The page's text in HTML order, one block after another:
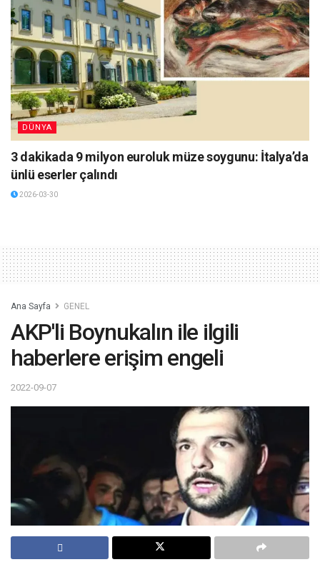
DÜNYA
3 dakikada 9 milyon euroluk müze soygunu: İtalya’da
ünlü eserler çalındı
2026-03-30
Ana Sayfa GENEL
AKP'li Boynukalın ile ilgili
haberlere erişim engeli
2022-09-07